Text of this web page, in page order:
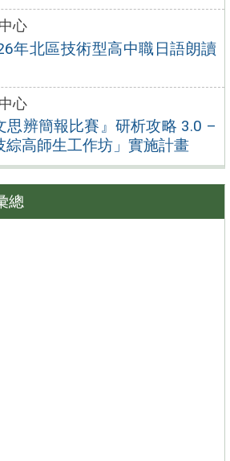
心
年北區技術型高中職日語朗讀
心
思辨簡報比賽』研析攻略 3.0 –
綜高師生工作坊」實施計畫
總